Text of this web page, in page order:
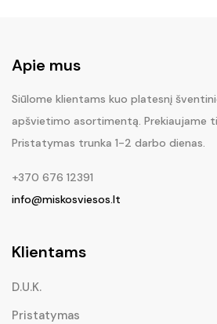
Apie mus
Siūlome klientams kuo platesnį
apšvietimo asortimentą. Prekiaujame
Pristatymas trunka 1-2 darbo dienas.
+370 676 12391
info@miskosviesos.lt
Klientams
D.U.K.
Pristatymas